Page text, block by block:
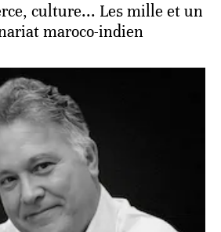
culture... Les mille et un
maroco-indien